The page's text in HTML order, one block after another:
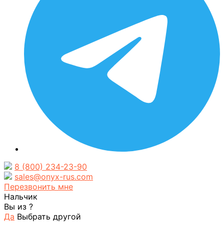
8 (800) 234-23-90
sales@onyx-rus.com
Перезвонить мне
Нальчик
Вы из ?
Да Выбрать другой